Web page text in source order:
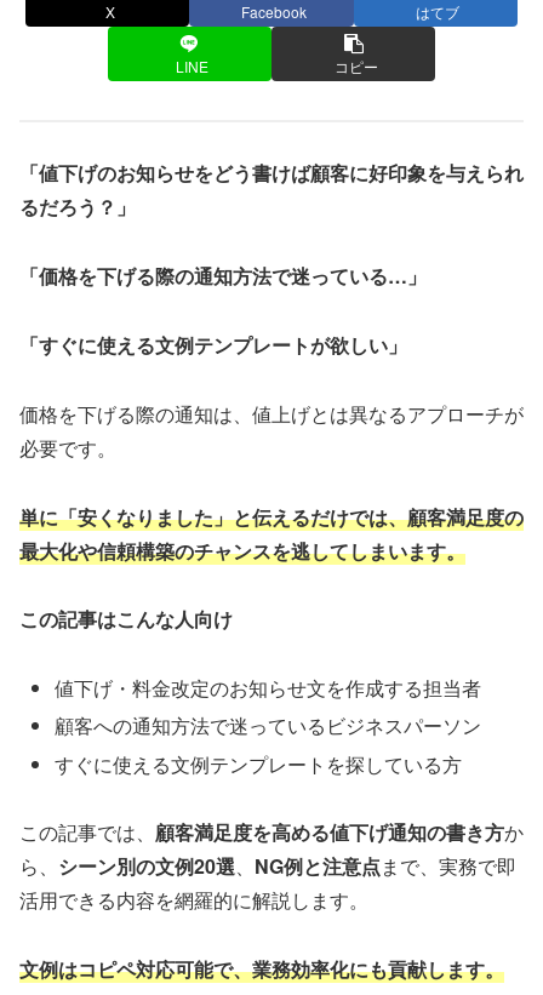
X Facebook はてブ
LINE コピー
「値下げのお知らせをどう書けば顧客に好印象を与えられ
るだろう？」
「価格を下げる際の通知方法で迷っている…」
「すぐに使える文例テンプレートが欲しい」
価格を下げる際の通知は、値上げとは異なるアプローチが
必要です。
単に「安くなりました」と伝えるだけでは、顧客満足度の
最大化や信頼構築のチャンスを逃してしまいます。
この記事はこんな人向け
値下げ・料金改定のお知らせ文を作成する担当者
顧客への通知方法で迷っているビジネスパーソン
すぐに使える文例テンプレートを探している方
この記事では、 顧客満足度を高める値下げ通知の書き方か
ら、 シーン別の文例20選、 NG例と注意点まで、実務で即
活用できる内容を網羅的に解説します。
文例はコピペ対応可能で、業務効率化にも貢献します。